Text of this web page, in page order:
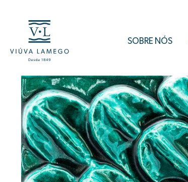
SOBRE NÓS